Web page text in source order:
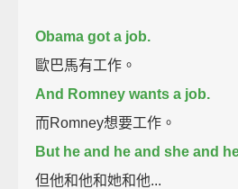
Obama got a job.
歐巴馬有工作。
And Romney wants a job.
而Romney想要工作。
But he and he and she and
但他和他和她和他...